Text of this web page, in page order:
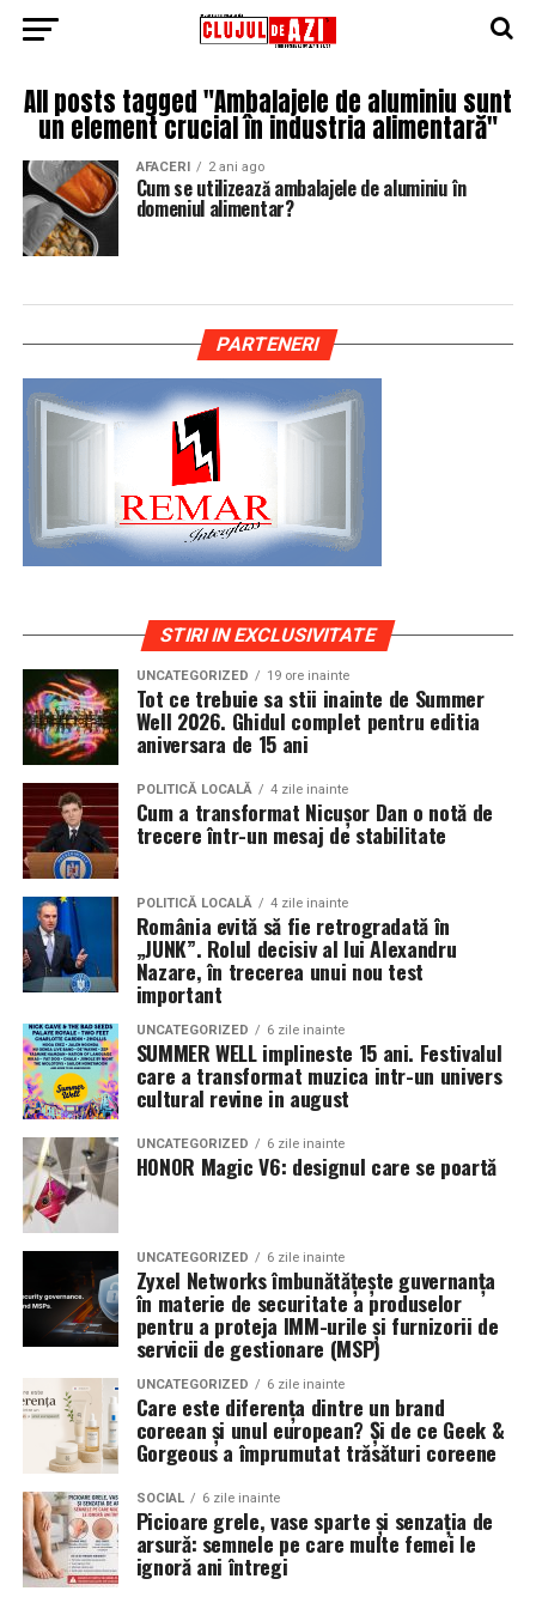
All posts tagged "Ambalajele de aluminiu sunt
un element crucial în industria alimentară"
AFACERI 2 ani ago
Cum se utilizează ambalajele de aluminiu în
domeniul alimentar?
PARTENERI
STIRI IN EXCLUSIVITATE
UNCATEGORIZED 19 ore inainte
Tot ce trebuie sa stii inainte de Summer
Well 2026. Ghidul complet pentru editia
aniversara de 15 ani
POLITICĂ LOCALĂ 4 zile inainte
Cum a transformat Nicușor Dan o notă de
trecere într-un mesaj de stabilitate
POLITICĂ LOCALĂ 4 zile inainte
România evită să fie retrogradată în
„JUNK”. Rolul decisiv al lui Alexandru
Nazare, în trecerea unui nou test
important
UNCATEGORIZED 6 zile inainte
SUMMER WELL implineste 15 ani. Festivalul
care a transformat muzica intr-un univers
cultural revine in august
UNCATEGORIZED 6 zile inainte
HONOR Magic V6: designul care se poartă
UNCATEGORIZED 6 zile inainte
Zyxel Networks îmbunătățește guvernanța
în materie de securitate a produselor
pentru a proteja IMM-urile și furnizorii de
servicii de gestionare (MSP)
UNCATEGORIZED 6 zile inainte
Care este diferența dintre un brand
coreean și unul european? Și de ce Geek &
Gorgeous a împrumutat trăsături coreene
SOCIAL 6 zile inainte
Picioare grele, vase sparte și senzația de
arsură: semnele pe care multe femei le
ignoră ani întregi